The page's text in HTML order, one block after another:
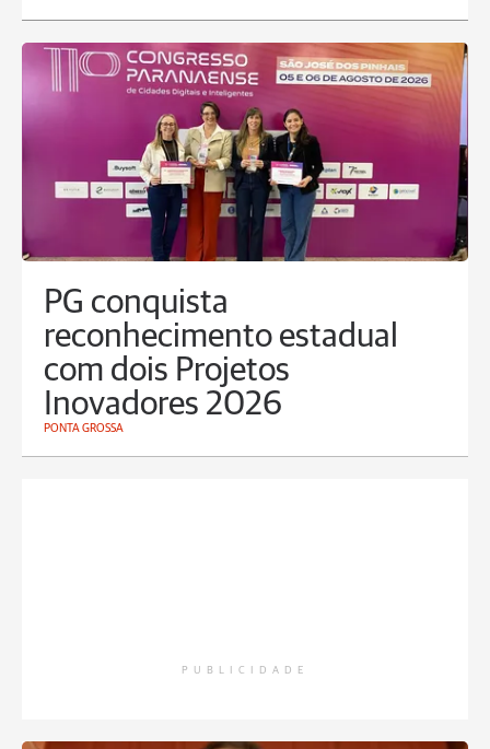
PG conquista
reconhecimento estadual
com dois Projetos
Inovadores 2026
PONTA GROSSA
PUBLICIDADE